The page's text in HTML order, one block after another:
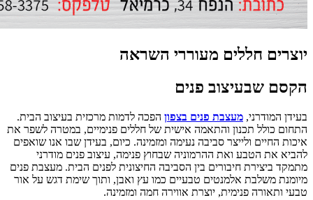
יוצרים חללים מעוררי השראה
הקסם שבעיצוב פנים
בעידן המודרני, מעצבת פנים בצפון הפכה לדמות מרכזית בעיצוב הבית.
התחום כולל תכנון והתאמה אישית של חללים פנימיים, במטרה לשפר את
איכות החיים ולייצר סביבה נעימה ומזמינה. כיום, בעידן שבו אנו שואפים
להביא את הטבע ואת ההרמוניה שבחוץ פנימה, עיצוב פנים מודרני
מתמקד ביצירת חיבורים בין הסביבה החיצונית לפנים הבית. מעצבת פנים
מיומנת משלבת אלמנטים טבעיים כמו עץ ואבן, ותוך שימת דגש על אור
טבעי ותאורה פנימית, יוצרת אווירה חמה ומזמינה.